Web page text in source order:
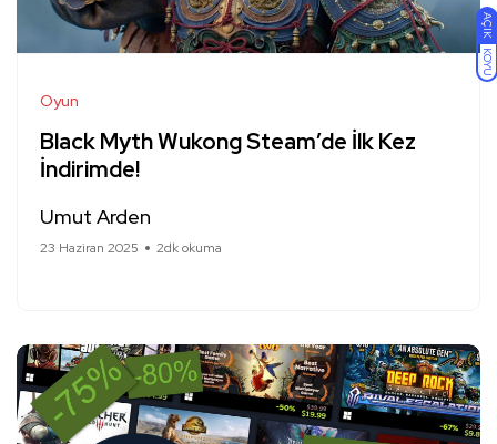
AÇIK
KOYU
Oyun
Black Myth Wukong Steam’de İlk Kez
İndirimde!
Umut Arden
23 Haziran 2025 2dk okuma